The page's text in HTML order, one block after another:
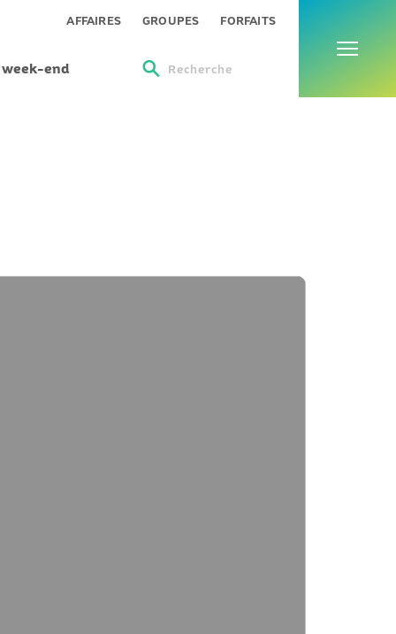
Menu
week-end
AFFAIRES GROUPES FORFAITS
Recherche